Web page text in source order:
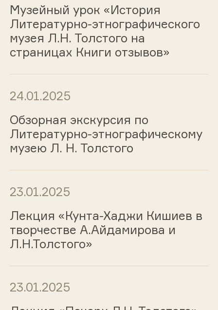
Музейный урок «История
Литературно-этнографического
музея Л.Н. Толстого на
страницах Книги отзывов»
24.01.2025
Обзорная экскурсия по
Литературно-этнографическому
музею Л. Н. Толстого
23.01.2025
Лекция «Кунта-Хаджи Кишиев в
творчестве А.Айдамирова и
Л.Н.Толстого»
23.01.2025